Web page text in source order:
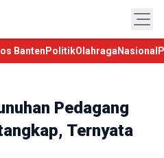
Banten PolitikOlahraga Nasional
Pedagang
Ternyata